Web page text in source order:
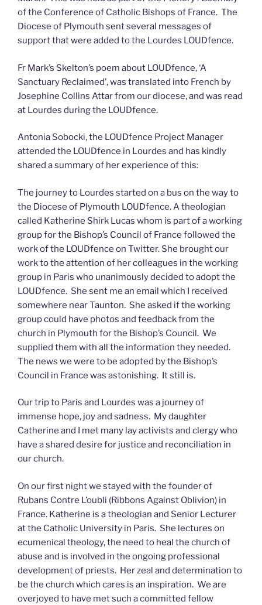
of the Conference of Catholic Bishops of France. The
Diocese of Plymouth sent several messages of
support that were added to the Lourdes LOUDfence.
Fr Mark’s Skelton’s poem about LOUDfence, ‘A
Sanctuary Reclaimed’, was translated into French by
Josephine Collins Attar from our diocese, and was read
at Lourdes during the LOUDfence.
Antonia Sobocki, the LOUDfence Project Manager
attended the LOUDfence in Lourdes and has kindly
shared a summary of her experience of this:
The journey to Lourdes started on a bus on the way to
the Diocese of Plymouth LOUDfence. A theologian
called Katherine Shirk Lucas whom is part of a working
group for the Bishop’s Council of France followed the
work of the LOUDfence on Twitter. She brought our
work to the attention of her colleagues in the working
group in Paris who unanimously decided to adopt the
LOUDfence. She sent me an email which I received
somewhere near Taunton. She asked if the working
group could have photos and feedback from the
church in Plymouth for the Bishop’s Council. We
supplied them with all the information they needed.
The news we were to be adopted by the Bishop’s
Council in France was astonishing. It still is.
Our trip to Paris and Lourdes was a journey of
immense hope, joy and sadness. My daughter
Catherine and I met many lay activists and clergy who
have a shared desire for justice and reconciliation in
our church.
On our first night we stayed with the founder of
Rubans Contre L’oubli (Ribbons Against Oblivion) in
France. Katherine is a theologian and Senior Lecturer
at the Catholic University in Paris. She lectures on
ecumenical theology, the need to heal the church of
abuse and is involved in the ongoing professional
development of priests. Her zeal and determination to
be the church which cares is an inspiration. We are
overjoyed to have met such a committed fellow